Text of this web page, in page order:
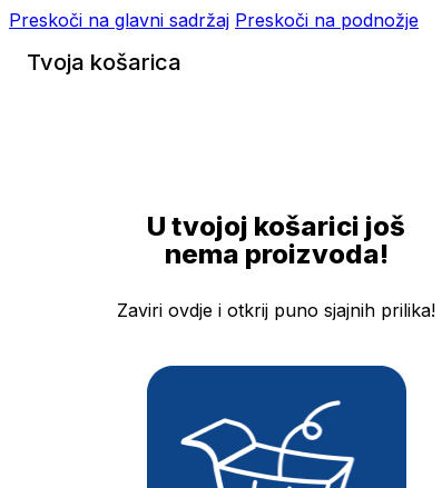
Preskoči na glavni sadržaj Preskoči na podnožje
Tvoja košarica
U tvojoj košarici još
nema proizvoda!
Zaviri ovdje i otkrij puno sjajnih prilika!